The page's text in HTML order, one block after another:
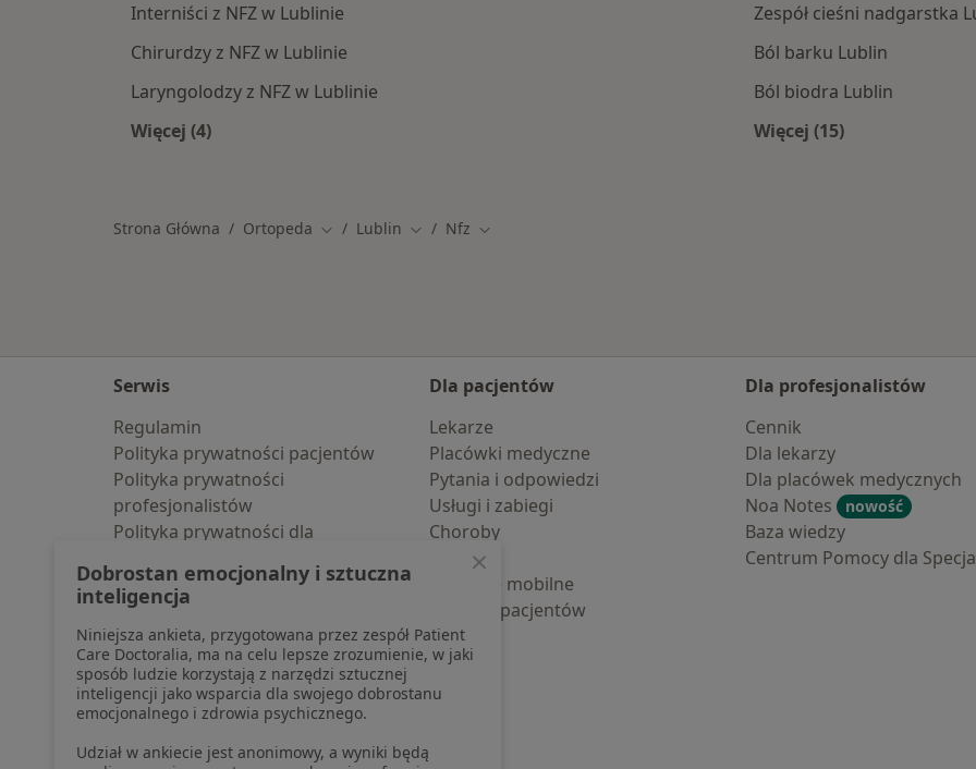
Interniści z NFZ w Lublinie
Chirurdzy z NFZ w Lublinie
Laryngolodzy z NFZ w Lublinie
Więcej (4)
Zespół cieśni nadgarstka
Ból barku Lublin
Ból biodra Lublin
Więcej (15)
Strona Główna Ortopeda Zmień miasto
Lublin Zmień miasto
Nfz Zmień miasto
Serwis
Regulamin
Polityka prywatności pacjentów
Polityka prywatności
profesjonalistów
Polityka prywatności dla
pozyskaliśmy samodzielnie
Polityka cookies
Jak działają wyniki wyszukiwania
Dostępność
O nas
Praca Rekrutujemy!
Partnerzy
Dla pacjentów
Lekarze
Placówki medyczne
Pytania i odpowiedzi
Usługi i zabiegi
Choroby
Pomoc
Aplikacje mobilne
Blog dla pacjentów
Dla profesjonalistów
Cennik
Dla lekarzy
Dla placówek medycznych
Noa Notes
nowość
Baza wiedzy
Centrum Pomocy dla
Dobrostan emocjonalny i sztuczna
inteligencja
Niniejsza ankieta, przygotowana przez zespół Patient
Care Doctoralia, ma na celu lepsze zrozumienie, w jaki
sposób ludzie korzystają z narzędzi sztucznej
inteligencji jako wsparcia dla swojego dobrostanu
emocjonalnego i zdrowia psychicznego.
Udział w ankiecie jest anonimowy, a wyniki będą